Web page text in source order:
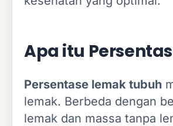
Apa itu
Persentase lemak tubuh
lemak. Berbeda dengan
lemak dan massa tanpa